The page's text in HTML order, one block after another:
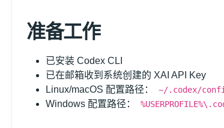
准备工作
已安装 Codex CLI
已在邮箱收到系统创建的 XAI API Key
Linux/macOS 配置路径：
~/.codex/
Windows 配置路径：